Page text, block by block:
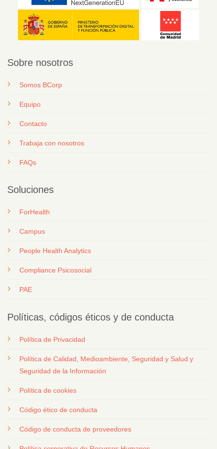
Sobre nosotros
Somos BCorp
Equipo
Contacto
Trabaja con nosotros
FAQs
Soluciones
ForHealth
Campus
People Health Analytics
Compliance Psicosocial
PAE
Políticas, códigos éticos y de conducta
Política de Privacidad
Política de Calidad, Medioambiente, Seguridad y Salud y
Seguridad de la Información
Política de cookies
Código ético de conducta
Código de conducta de proveedores